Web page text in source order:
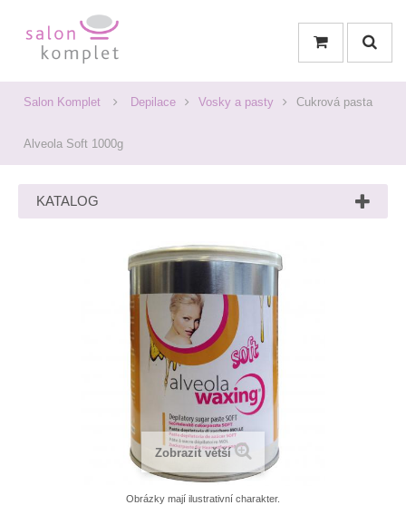
Salon Komplet Depilace Vosky a pasty Cukrová pasta
Alveola Soft 1000g
KATALOG
Zobrazit větší
Obrázky mají ilustrativní charakter.